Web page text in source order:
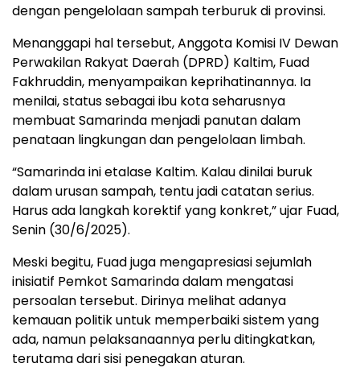
dengan pengelolaan sampah terburuk di provinsi.
Menanggapi hal tersebut, Anggota Komisi IV Dewan
Perwakilan Rakyat Daerah (DPRD) Kaltim, Fuad
Fakhruddin, menyampaikan keprihatinannya. Ia
menilai, status sebagai ibu kota seharusnya
membuat Samarinda menjadi panutan dalam
penataan lingkungan dan pengelolaan limbah.
“Samarinda ini etalase Kaltim. Kalau dinilai buruk
dalam urusan sampah, tentu jadi catatan serius.
Harus ada langkah korektif yang konkret,” ujar Fuad,
Senin (30/6/2025).
Meski begitu, Fuad juga mengapresiasi sejumlah
inisiatif Pemkot Samarinda dalam mengatasi
persoalan tersebut. Dirinya melihat adanya
kemauan politik untuk memperbaiki sistem yang
ada, namun pelaksanaannya perlu ditingkatkan,
terutama dari sisi penegakan aturan.